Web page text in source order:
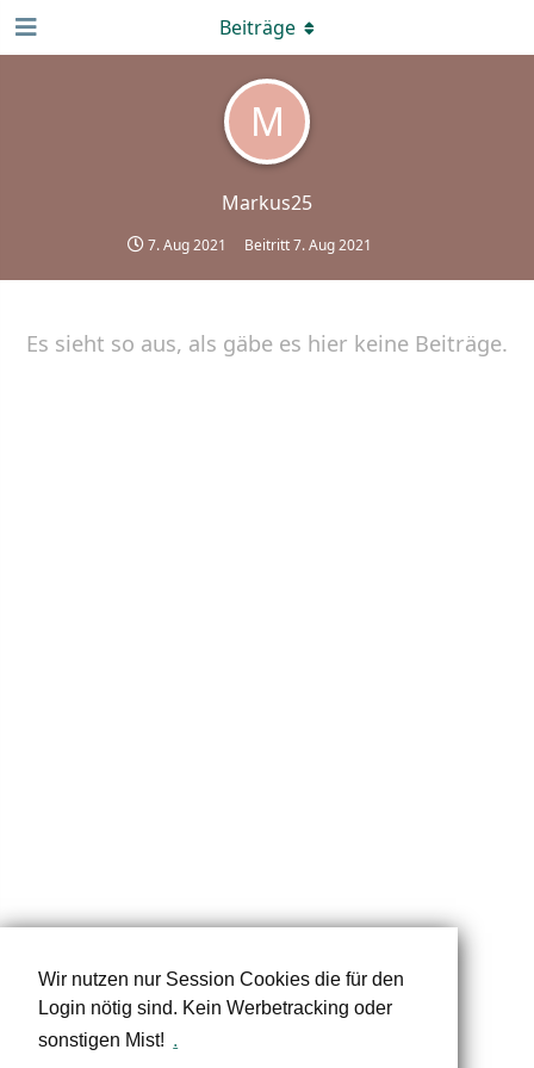
Wir nutzen nur Session Cookies die für den
Login nötig sind. Kein Werbetracking oder
sonstigen Mist! .
M
Markus25
7. Aug 2021 Beitritt7. Aug 2021
Beiträge
Es sieht so aus, als gäbe es hier keine Beiträge.